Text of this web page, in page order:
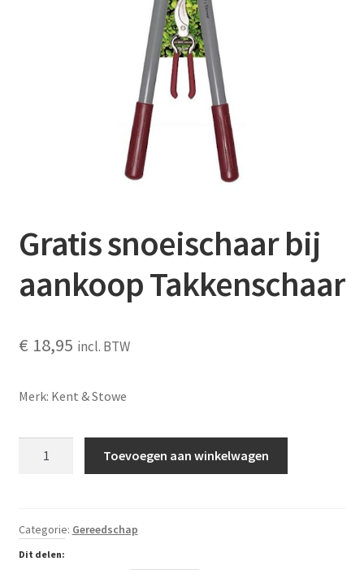
Gratis snoeischaar bij
aankoop Takkenschaar
€ 18,95 incl. BTW
Merk: Kent & Stowe
Takkenschaar
aantal
Toevoegen aan winkelwagen
Categorie: Gereedschap
Dit delen: